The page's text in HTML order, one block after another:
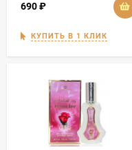
690₽
КУПИТЬ В 1 КЛИК